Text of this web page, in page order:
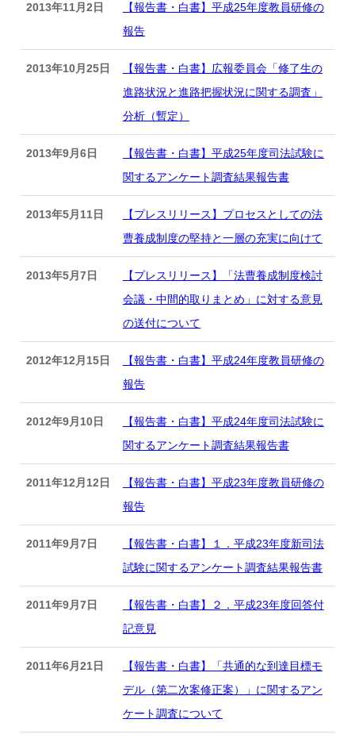
2013年11月2日
【報告書・白書】平成25年度教員研修の
報告
2013年10月25日
【報告書・白書】広報委員会「修了生の
進路状況と進路把握状況に関する調査」
分析（暫定）
2013年9月6日
【報告書・白書】平成25年度司法試験に
関するアンケート調査結果報告書
2013年5月11日
【プレスリリース】プロセスとしての法
曹養成制度の堅持と一層の充実に向けて
2013年5月7日
【プレスリリース】「法曹養成制度検討
会議・中間的取りまとめ」に対する意見
の送付について
2012年12月15日
【報告書・白書】平成24年度教員研修の
報告
2012年9月10日
【報告書・白書】平成24年度司法試験に
関するアンケート調査結果報告書
2011年12月12日
【報告書・白書】平成23年度教員研修の
報告
2011年9月7日
【報告書・白書】１．平成23年度新司法
試験に関するアンケート調査結果報告書
2011年9月7日
【報告書・白書】２．平成23年度回答付
記意見
2011年6月21日
【報告書・白書】「共通的な到達目標モ
デル（第二次案修正案）」に関するアン
ケート調査について